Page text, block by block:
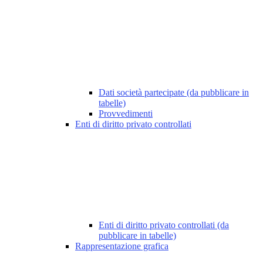
Dati società partecipate (da pubblicare in
tabelle)
Provvedimenti
Enti di diritto privato controllati
Enti di diritto privato controllati (da
pubblicare in tabelle)
Rappresentazione grafica